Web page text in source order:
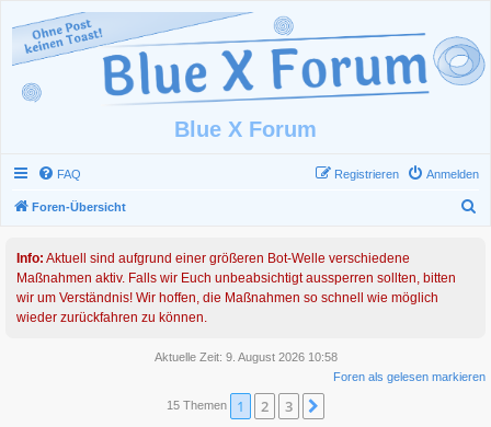
Blue X Forum
FAQ Anmelden
Registrieren
Foren-Übersicht
Info: Aktuell sind aufgrund einer größeren Bot-Welle verschiedene
Maßnahmen aktiv. Falls wir Euch unbeabsichtigt aussperren sollten, bitten
wir um Verständnis! Wir hoffen, die Maßnahmen so schnell wie möglich
wieder zurückfahren zu können.
Aktuelle Zeit: 9. August 2026 10:58
Foren als gelesen markieren
15 Themen 1 2 3